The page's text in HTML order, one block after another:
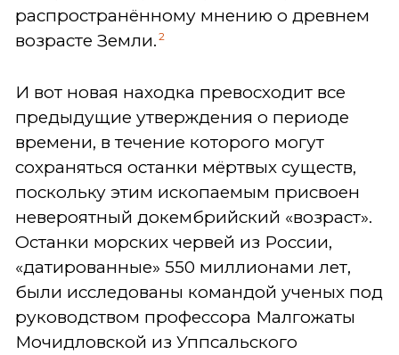
распространённому мнению о древнем
возрасте Земли. 2
И вот новая находка превосходит все
предыдущие утверждения о периоде
времени, в течение которого могут
сохраняться останки мёртвых существ,
поскольку этим ископаемым присвоен
невероятный докембрийский «возраст».
Останки морских червей из России,
«датированные» 550 миллионами лет,
были исследованы командой ученых под
руководством профессора Малгожаты
Мочидловской из Уппсальского